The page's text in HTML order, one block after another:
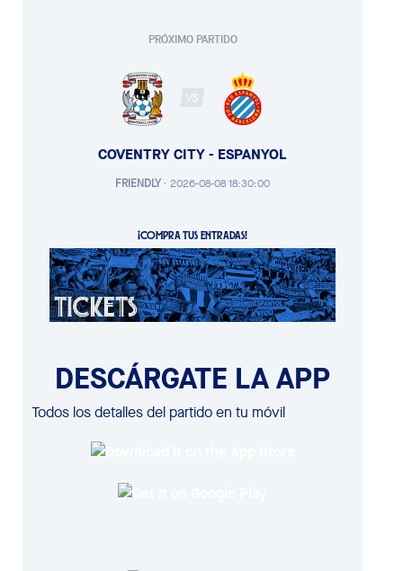
PRÓXIMO PARTIDO
VS
COVENTRY CITY - ESPANYOL
FRIENDLY· 2026-08-08 18:30:00
¡COMPRA TUS ENTRADAS!
DESCÁRGATE LA APP
Todos los detalles del partido en tu móvil